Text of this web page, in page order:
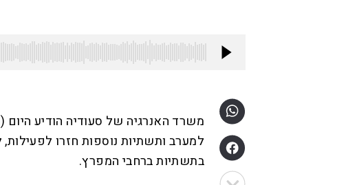
משרד האנרגיה של סעודיה הודיע היום
למערב ותשתיות נוספות חזרו
בתשתיות ברחבי המפרץ.